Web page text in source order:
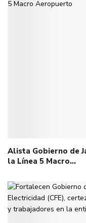
Alista Gobierno de
la Línea 5 Macro…